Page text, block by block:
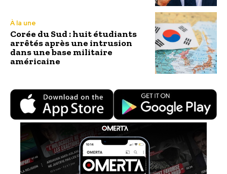
À la une
Corée du Sud : huit étudiants
arrêtés après une intrusion
dans une base militaire
américaine